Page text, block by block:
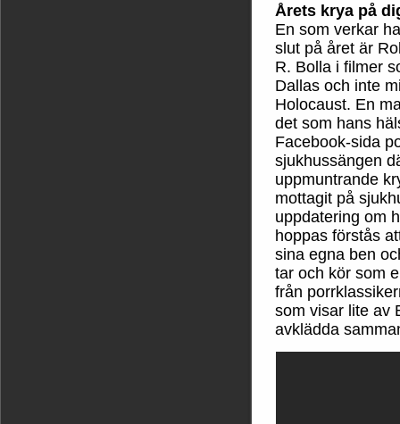
Årets krya på
En som verkar
slut på året är
R. Bolla i filmer
Dallas och inte
Holocaust. En
det som hans
Facebook-sida
sjukhussängen
uppmuntrande
mottagit på
uppdatering om
hoppas förstås
sina egna ben
tar och kör som
från
som visar lite av
avklädda